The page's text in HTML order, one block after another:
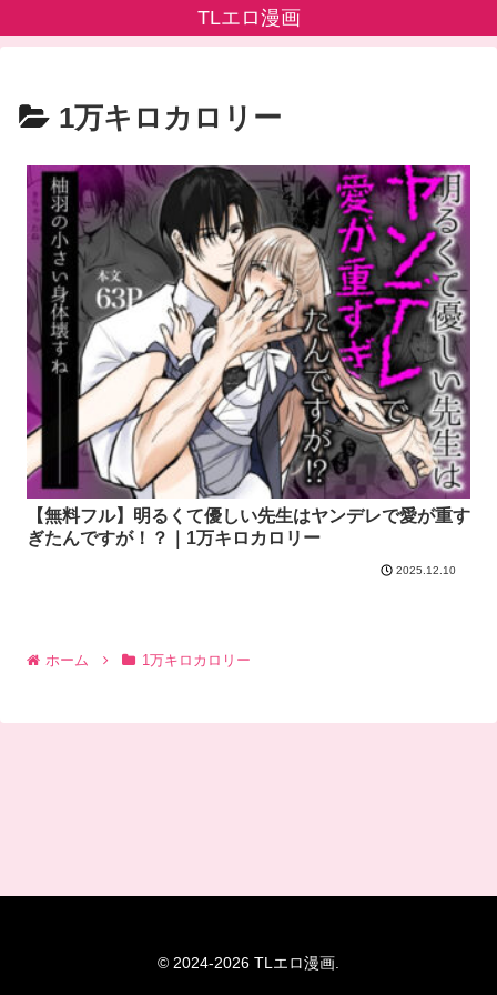
TLエロ漫画
1万キロカロリー
【無料フル】明るくて優しい先生はヤンデレで愛が重す
ぎたんですが！？｜1万キロカロリー
2025.12.10
ホーム 1万キロカロリー
© 2024-2026 TLエロ漫画.